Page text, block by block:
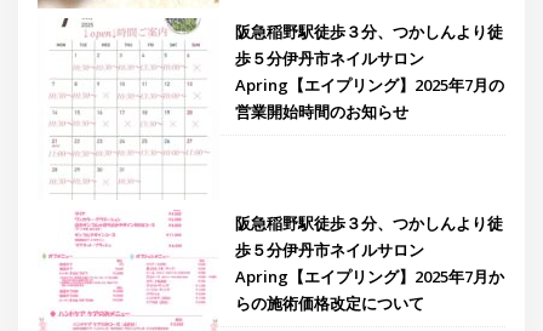
阪急稲野駅徒歩３分、つかしんより徒
歩５分伊丹市ネイルサロン
Apring【エイプリング】2025年7月の
営業開始時間のお知らせ
阪急稲野駅徒歩３分、つかしんより徒
歩５分伊丹市ネイルサロン
Apring【エイプリング】2025年7月か
らの施術価格改定について